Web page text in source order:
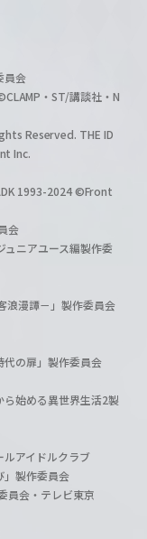
員会
・ST/講談社・N
Reserved. THE ID
Inc.
1993-2024 ©Front
会
ニアユース編製作委
浪漫譚－」製作委員会
の扉」製作委員会
始める異世界生活2製
アイドルクラブ
」製作委員会
員会・テレビ東京